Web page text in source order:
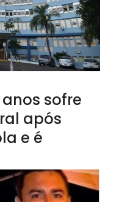
sofre
após
e é